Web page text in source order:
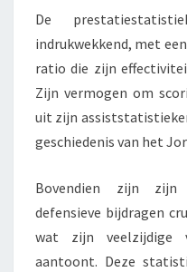
De
indrukwekkend, met
ratio die zijn
Zijn vermogen om
uit zijn
geschiedenis van het
Bovendien zijn zijn
defensieve bijdragen
wat zijn veelzijdige
aantoont. Deze